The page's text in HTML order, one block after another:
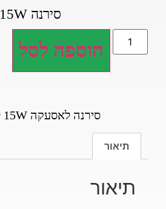
סירנה 15W
הוספה לסל
סירנה לאסעקה 15W ללא גיבוי
תיאור
תיאור